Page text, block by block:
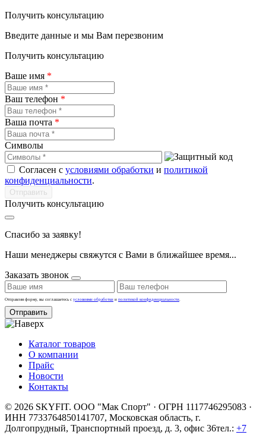
Получить консультацию
Введите данные и мы Вам перезвоним
Получить консультацию
Ваше имя *
Ваш телефон *
Ваша почта *
Символы
Согласен с условиями обработки и политикой
конфиденциальности.
Получить консультацию
Спасибо за заявку!
Наши менеджеры свяжутся с Вами в ближайшее время...
Заказать звонок
Отправляя форму, вы соглашаетесь с условиями обработки и политикой конфиденциальности.
Отправить
Каталог товаров
О компании
Прайс
Новости
Контакты
© 2026 SKYFIT. ООО "Мак Спорт" · ОГРН 1117746295083 ·
ИНН 7733764850141707, Московская область, г.
Долгопрудный, Транспортный проезд, д. 3, офис 36тел.: +7